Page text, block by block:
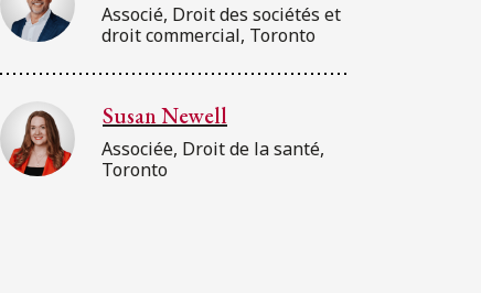
Associé, Droit des sociétés et
droit commercial, Toronto
Susan Newell
Associée, Droit de la santé,
Toronto